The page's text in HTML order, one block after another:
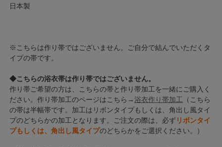
日本製
※こちらは作り帯ではございません。ご自分で結んでいただくタ
イプの帯です。
◆こちらの浴衣帯は作り帯ではございません。
作り帯ご希望の方は、こちらの帯と作り帯加工を一緒にご購入く
ださい。作り帯加工のページはこちら→浴衣作り帯加工 （こちら
の帯は半幅帯です。加工はリボンタイプもしくは、角出し風タイ
プのどちらかの加工となります。ご注文の際は、必ずリボンタイ
プもしくは、角出し風タイプのどちらかをご選択ください。）